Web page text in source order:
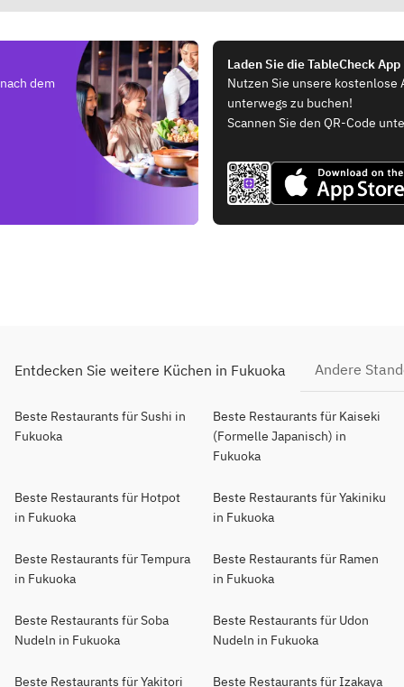
dem
Laden Sie die TableCheck
Nutzen Sie unsere kostenlose
unterwegs zu buchen!
Scannen Sie den QR-Code
Entdecken Sie weitere Küchen in Fukuoka Andere
Beste Restaurants für Sushi in
Fukuoka
Beste Restaurants für Kaiseki
(Formelle Japanisch) in
Fukuoka
Beste Restaurants für Hotpot
in Fukuoka
Beste Restaurants für Yakiniku
in Fukuoka
Beste Restaurants für Tempura
in Fukuoka
Beste Restaurants für Ramen
in Fukuoka
Beste Restaurants für Soba
Nudeln in Fukuoka
Beste Restaurants für Udon
Nudeln in Fukuoka
Beste Restaurants für Yakitori Beste Restaurants für Izakaya